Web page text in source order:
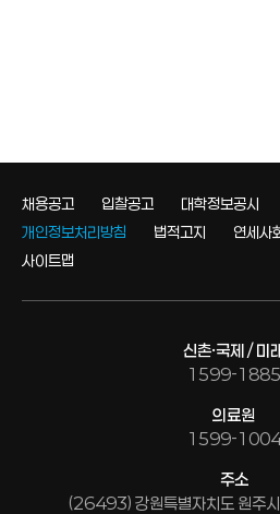
채용공고 입찰공고 대학정보공시
개인정보처리방침
법적고지 연세사
사이트맵
신촌·국제 / 미
1599-1885
의료원
1599-1004
주소
(26493) 강원특별자치도 원주시